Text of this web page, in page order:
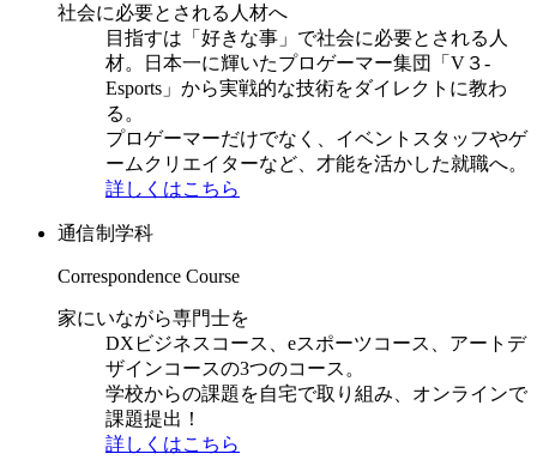
社会に必要とされる人材へ
目指すは「好きな事」で社会に必要とされる人
材。日本一に輝いたプロゲーマー集団「V３-
Esports」から実戦的な技術をダイレクトに教わ
る。
プロゲーマーだけでなく、イベントスタッフやゲ
ームクリエイターなど、才能を活かした就職へ。
詳しくはこちら
通信制学科
Correspondence Course
家にいながら専門士を
DXビジネスコース、eスポーツコース、アートデ
ザインコースの3つのコース。
学校からの課題を自宅で取り組み、オンラインで
課題提出！
詳しくはこちら